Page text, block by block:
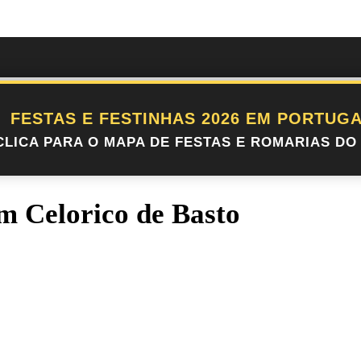
FESTAS E FESTINHAS 2026 EM
PARA O MAPA DE FESTAS E ROMARIAS DO
Celorico de Basto